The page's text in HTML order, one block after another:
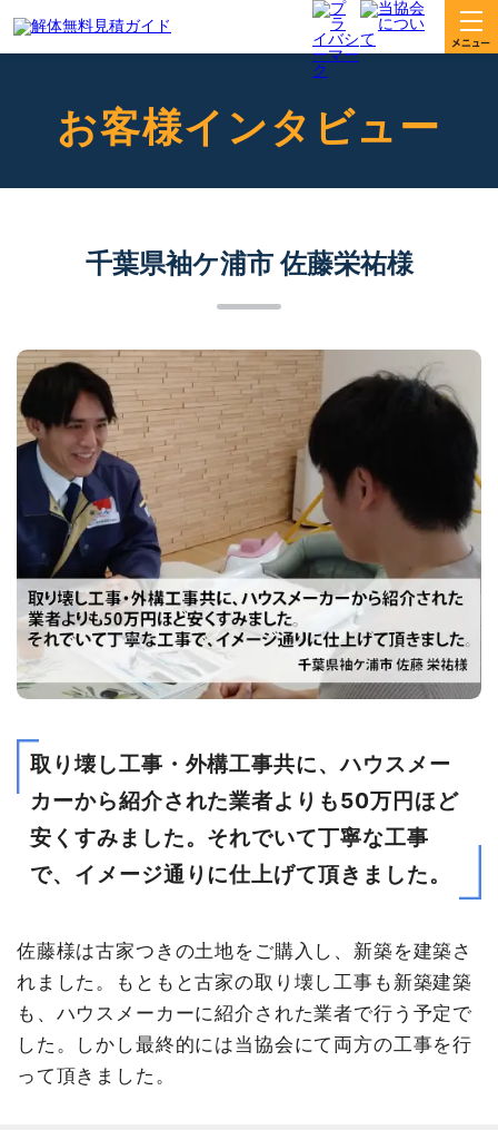
お客様インタビュー
千葉県袖ケ浦市 佐藤栄祐様
取り壊し工事・外構工事共に、ハウスメー
カーから紹介された業者よりも50万円ほど
安くすみました。それでいて丁寧な工事
で、イメージ通りに仕上げて頂きました。
佐藤様は古家つきの土地をご購入し、新築を建築さ
れました。もともと古家の取り壊し工事も新築建築
も、ハウスメーカーに紹介された業者で行う予定で
した。しかし最終的には当協会にて両方の工事を行
って頂きました。